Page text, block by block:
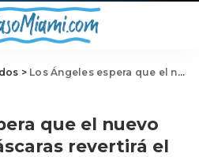
> Los Ángeles espera que el nuevo mandato de máscaras revertirá el pico de virus
que el nuevo
revertirá el